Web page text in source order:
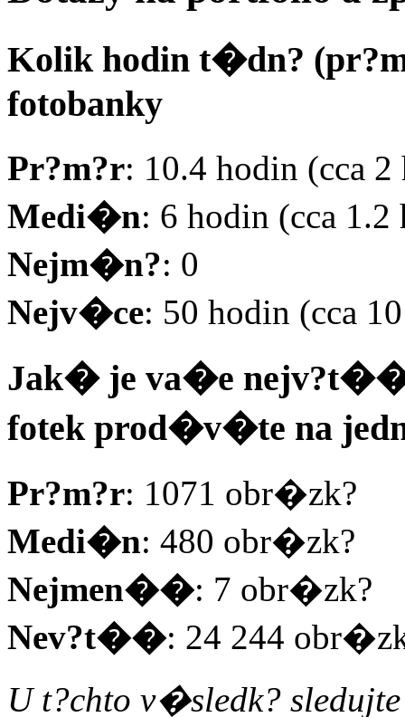
Kolik hodin t�dn?
fotobanky
Pr?m?r: 10.4 hodin (cca
Medi�n: 6 hodin (cca
Nejm�n?: 0
Nejv�ce: 50 hodin (cca
Jak� je va�e
fotek prod�v�te na
Pr?m?r: 1071 obr�zk?
Medi�n: 480 obr�zk?
Nejmen��: 7 obr�zk?
Nev?t��: 24 244
U t?chto v�sledk?